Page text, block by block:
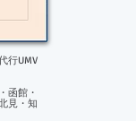
行UMV
函館・
見・知